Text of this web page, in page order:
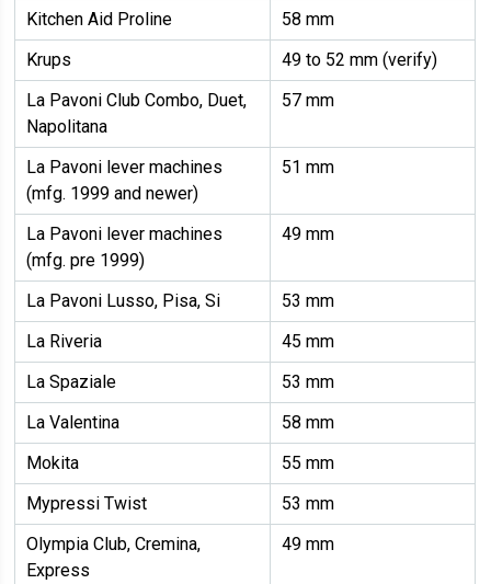
Kitchen Aid Proline
58 mm
Krups
49 to 52 mm (verify)
La Pavoni Club Combo, Duet,
Napolitana
57 mm
La Pavoni lever machines
(mfg. 1999 and newer)
51 mm
La Pavoni lever machines
(mfg. pre 1999)
49 mm
La Pavoni Lusso, Pisa, Si
53 mm
La Riveria
45 mm
La Spaziale
53 mm
La Valentina
58 mm
Mokita
55 mm
Mypressi Twist
53 mm
Olympia Club, Cremina,
Express
49 mm